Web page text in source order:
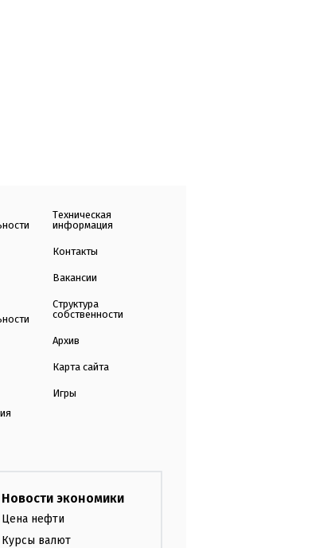
Техническая
информация
Контакты
Вакансии
Структура
собственности
Архив
Карта сайта
Игры
Новости экономики
Цена нефти
Курсы валют